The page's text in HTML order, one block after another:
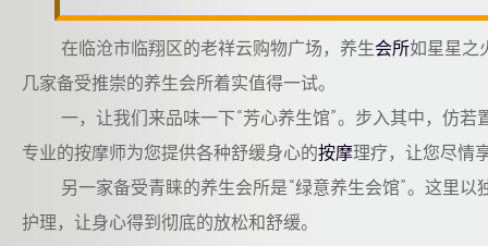
在临沧市临翔区的老祥云购物广场，养生会所如星星之
几家备受推崇的养生会所着实值得一试。
一，让我们来品味一下“芳心养生馆”。步入其中，仿
专业的按摩师为您提供各种舒缓身心的按摩理疗，让您尽情
另一家备受青睐的养生会所是“绿意养生会馆”。这里
护理，让身心得到彻底的放松和舒缓。